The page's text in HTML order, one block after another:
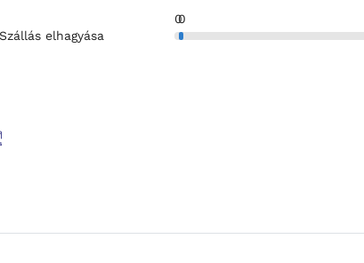
Szállás elhagyása
00